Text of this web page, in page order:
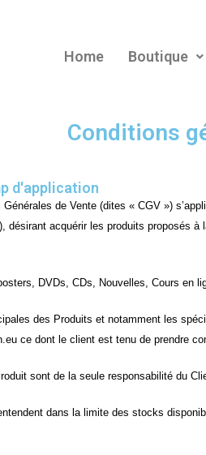
Home Boutique
Conditions
d'application
de Vente (dites « CGV »)
désirant acquérir les produits proposés
DVDs, CDs, Nouvelles, Cours en
des Produits et notamment les
ce dont le client est tenu de prendre
sont de la seule responsabilité du
dans la limite des stocks